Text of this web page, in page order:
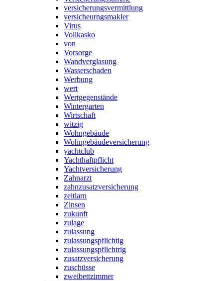
versicherungsvermittlung
versicheurngsmakler
Virus
Vollkasko
von
Vorsorge
Wandverglasung
Wasserschaden
Werbung
wert
Wertgegenstände
Wintergarten
Wirtschaft
witzig
Wohngebäude
Wohngebäudeversicherung
yachtclub
Yachthaftpflicht
Yachtversicherung
Zahnarzt
zahnzusatzversicherung
zeitlarn
Zinsen
zukunft
zulage
zulassung
zulassungspflichtig
zulassungspflichtrig
zusatzversicherung
zuschüsse
zweibettzimmer